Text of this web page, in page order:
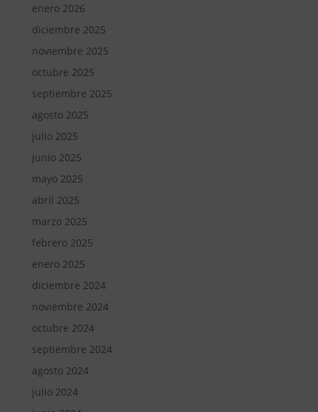
enero 2026
diciembre 2025
noviembre 2025
octubre 2025
septiembre 2025
agosto 2025
julio 2025
junio 2025
mayo 2025
abril 2025
marzo 2025
febrero 2025
enero 2025
diciembre 2024
noviembre 2024
octubre 2024
septiembre 2024
agosto 2024
julio 2024